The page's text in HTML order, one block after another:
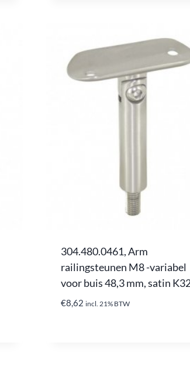
304.480.0461, Arm
railingsteunen M8 -variabel
voor buis 48,3 mm, satin
€8,62 incl. 21% BTW